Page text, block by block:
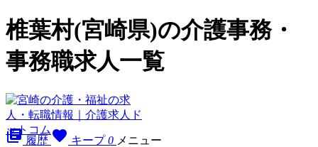
椎葉村(宮崎県)の介護事務・
事務職求人一覧
library_books 履歴 favorite キープ 0 メニュー